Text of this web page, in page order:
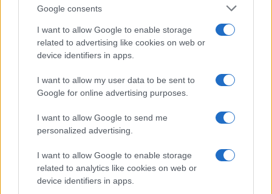
Google consents
I want to allow Google to enable storage
related to advertising like cookies on web or
device identifiers in apps.
I want to allow my user data to be sent to
Google for online advertising purposes.
I want to allow Google to send me
personalized advertising.
I want to allow Google to enable storage
related to analytics like cookies on web or
device identifiers in apps.
proporzionato secondo il nostro giudizio, che
debbano far passare gli aiuti umanitari, anche se
li intercetta Hamasper proseguire il martirio del
Guardiamo in faccia la realtà, noi abbiamo paura
che 15 milioni di ebrei possano svegliare la rabbia
2 miliardi di musulmani
motivo che mentre gli ebrei non ci spaventano i
musulmani ci terrorizzano.